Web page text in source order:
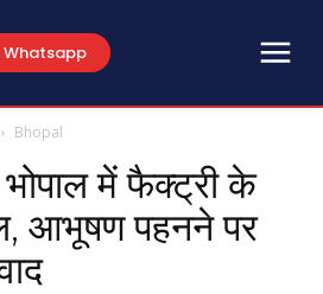
Whatsapp
Bhopal
में फैक्ट्री के
आभूषण पहनने पर